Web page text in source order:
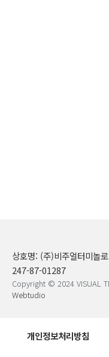
상호명: (주)비주얼터미놀
247-87-01287
Copyright © 2024 VISUAL
Webtudio
개인정보처리방침